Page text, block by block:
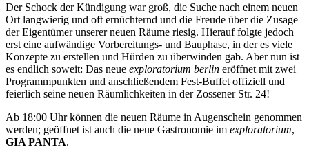
Der Schock der Kündigung war groß, die Suche nach einem neuen
Ort langwierig und oft ernüchternd und die Freude über die Zusage
der Eigentümer unserer neuen Räume riesig. Hierauf folgte jedoch
erst eine aufwändige Vorbereitungs- und Bauphase, in der es viele
Konzepte zu erstellen und Hürden zu überwinden gab. Aber nun ist
es endlich soweit: Das neue exploratorium berlin eröffnet mit zwei
Programmpunkten und anschließendem Fest-Buffet offiziell und
feierlich seine neuen Räumlichkeiten in der Zossener Str. 24!
Ab 18:00 Uhr können die neuen Räume in Augenschein genommen
werden; geöffnet ist auch die neue Gastronomie im exploratorium,
GIA PANTA.